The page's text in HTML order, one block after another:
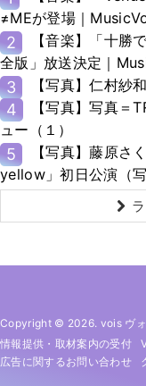
≠MEが登場｜
2
【音楽】「十勝
全版」放送決定｜
3 【写真】仁村紗
4
【写真】写真
ュー（１）
5
【写真】藤原
yellow」初日公演（写
Copyright © 2026. vois ヴ
情報提供・取材案内の受付
広告に関するお問い合わせ